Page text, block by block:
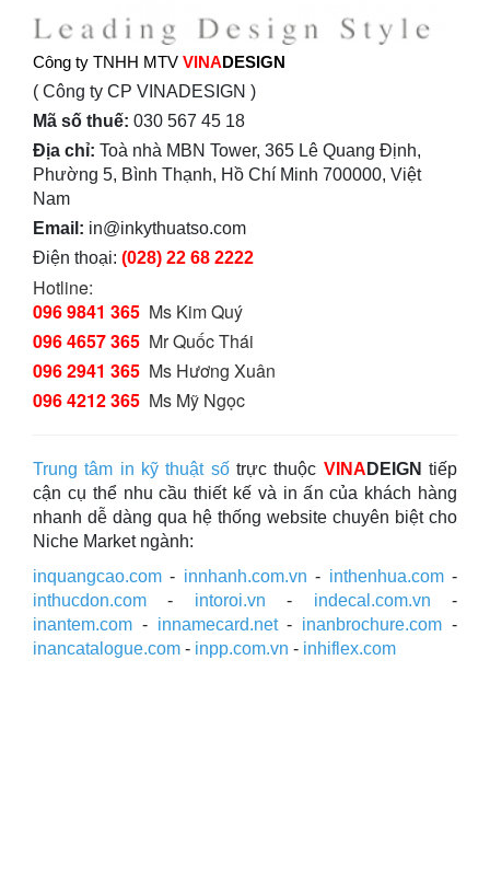
Công ty TNHH MTV VINADESIGN
( Công ty CP VINADESIGN )
Mã số thuế: 030 567 45 18
Địa chỉ: Toà nhà MBN Tower, 365 Lê Quang Định,
Phường 5, Bình Thạnh, Hồ Chí Minh 700000, Việt
Nam
Email: in@inkythuatso.com
Điện thoại: (028) 22 68 2222
Hotline:
096 9841 365 Ms Kim Quý
096 4657 365 Mr Quốc Thái
096 2941 365 Ms Hương Xuân
096 4212 365 Ms Mỹ Ngọc
Trung tâm in kỹ thuật sốtrực thuộc VINA DEIGN tiếp
cận cụ thể nhu cầu thiết kế và in ấn của khách hàng
nhanh dễ dàng qua hệ thống website chuyên biệt cho
Niche Market ngành:
inquangcao.com - innhanh.com.vn - inthenhua.com-
inthucdon.com - intoroi.vn - indecal.com.vn -
inantem.com - innamecard.net- inanbrochure.com -
inancatalogue.com - inpp.com.vn - inhiflex.com